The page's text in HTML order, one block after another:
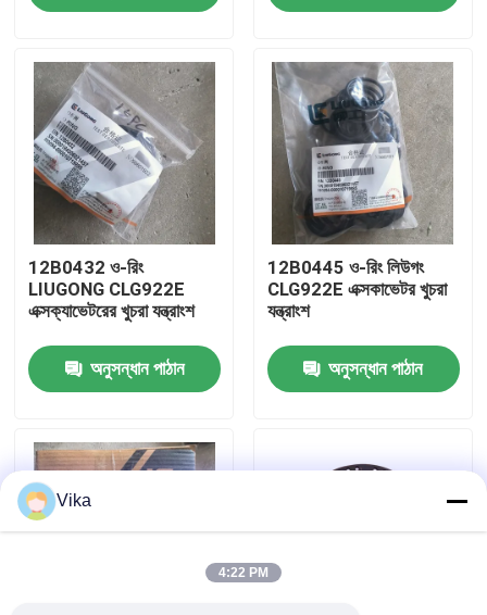
আমাদের সম্পর্কে
কারখানা ভ্রমণ
মান নিয়ন্ত্রণ
আমাদের সাথে যোগাযোগ করুন
খবর
উদ্ধৃতির জন্য আবেদন
লিউগং খুচরা যন্ত্রাংশ
12B0432 ও-রিং
LIUGONG CLG922E
এক্সক্যাভেটরের খুচরা যন্ত্রাংশ
অনুসন্ধান পাঠান
12B0445 ও-রিং লিউগং
CLG922E এক্সকাভেটর খুচরা
যন্ত্রাংশ
অনুসন্ধান পাঠান
Vika
4:22 PM